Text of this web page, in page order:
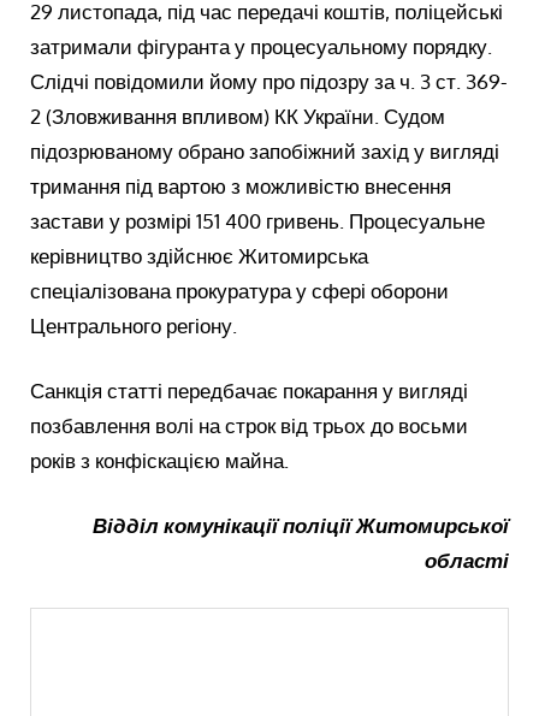
29 листопада, під час передачі коштів, поліцейські
затримали фігуранта у процесуальному порядку.
Слідчі повідомили йому про підозру за ч. 3 ст. 369-
2 (Зловживання впливом) КК України. Судом
підозрюваному обрано запобіжний захід у вигляді
тримання під вартою з можливістю внесення
застави у розмірі 151 400 гривень. Процесуальне
керівництво здійснює Житомирська
спеціалізована прокуратура у сфері оборони
Центрального регіону.
Санкція статті передбачає покарання у вигляді
позбавлення волі на строк від трьох до восьми
років з конфіскацією майна.
Відділ комунікації поліції Житомирської
області